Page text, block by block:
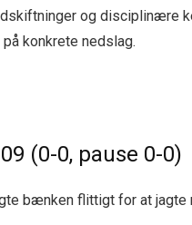
og
konkrete nedslag.
(0-0, pause 0-0)
bænken flittigt for at jagte